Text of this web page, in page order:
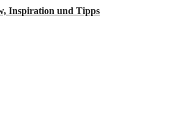
Inspiration und Tipps